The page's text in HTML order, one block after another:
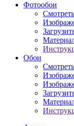
Фотообои
Обои